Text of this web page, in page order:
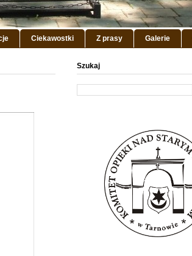
Ciekawostki Z prasy Galerie
Szukaj